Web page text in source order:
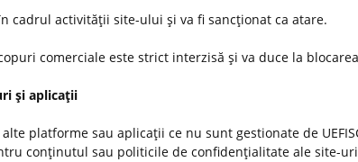
cadrul activităţii site-ului şi va fi sancţionat ca atare.
comerciale este strict interzisă şi va duce la
şi aplicaţii
platforme sau aplicaţii ce nu sunt gestionate de
conţinutul sau politicile de confidenţialitate ale site-